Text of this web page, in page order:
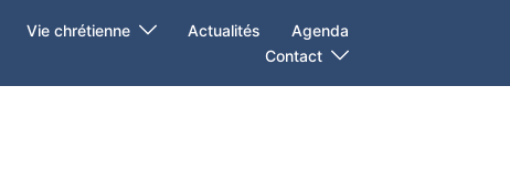
Vie chrétienne Actualités
Agenda
Contact